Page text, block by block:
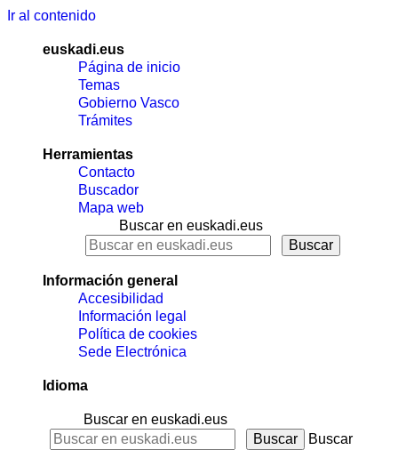
Ir al contenido
euskadi.eus
Página de inicio
Temas
Gobierno Vasco
Trámites
Herramientas
Contacto
Buscador
Mapa web
Buscar en euskadi.eus
Información general
Accesibilidad
Información legal
Política de cookies
Sede Electrónica
Idioma
Buscar en euskadi.eus
Buscar